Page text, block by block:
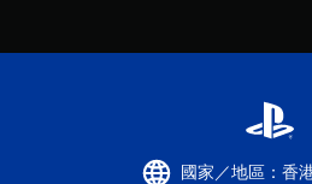
國家／地區：香